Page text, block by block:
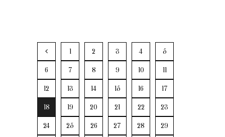
1 2 3 4 5
6 7 8 9 10 11
12 13 14 15 16 17
18 19 20 21 22 23
24 25 26 27 28 29